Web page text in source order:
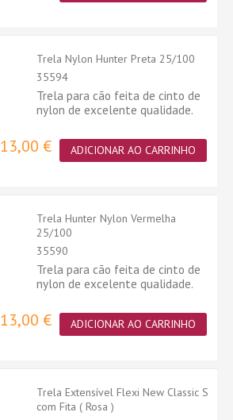
Trela Nylon Hunter Preta 25/100
35594
Trela para cão feita de cinto de
nylon de excelente qualidade.
13,00 € ADICIONAR AO CARRINHO
Trela Hunter Nylon Vermelha
25/100
35590
Trela para cão feita de cinto de
nylon de excelente qualidade.
13,00 € ADICIONAR AO CARRINHO
Trela Extensível Flexi New Classic S
com Fita ( Rosa )